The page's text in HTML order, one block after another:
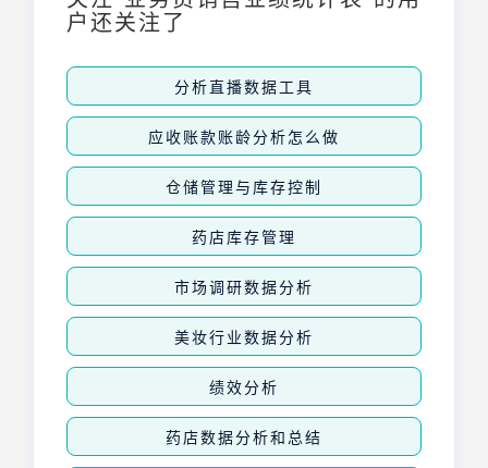
户还关注了
分析直播数据工具
应收账款账龄分析怎么做
仓储管理与库存控制
药店库存管理
市场调研数据分析
美妆行业数据分析
绩效分析
药店数据分析和总结